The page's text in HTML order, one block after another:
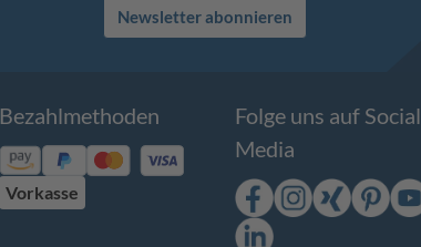
Newsletter abonnieren
Bezahlmethoden
Vorkasse
Folge uns auf Social
Media